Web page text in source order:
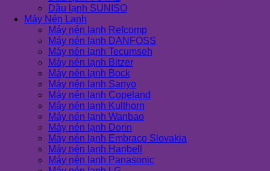
Dầu lạnh SUNISO
Máy Nén Lạnh
Máy nén lạnh Refcomp
Máy nén lạnh DANFOSS
Máy nén lạnh Tecumseh
Máy nén lạnh Bitzer
Máy nén lạnh Bock
Máy nén lạnh Sanyo
Máy nén lạnh Copeland
Máy nén lạnh Kulthorn
Máy nén lạnh Wanbao
Máy nén lạnh Dorin
Máy nén lạnh Embraco Slovakia
Máy nén lạnh Hanbell
Máy nén lạnh Panasonic